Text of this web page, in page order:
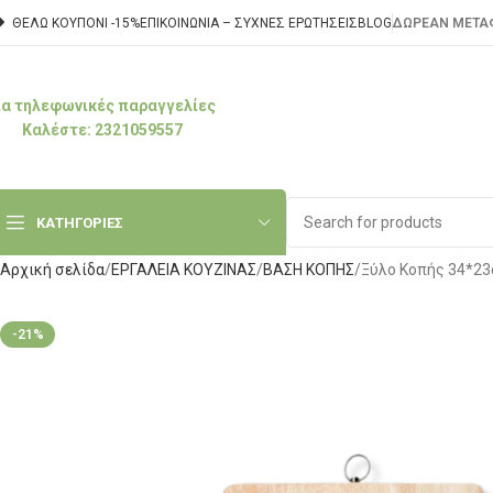
ΘΕΛΩ ΚΟΥΠΟΝΙ -15%ΕΠΙΚΟΙΝΩΝΊΑ – ΣΥΧΝΈΣ ΕΡΩΤΉΣΕΙΣBLOGΔΩΡΕΑΝ
τηλεφωνικές παραγγελίες
Καλέστε: 2321059557
ΚΑΤΗΓΟΡΙΕΣ
Αρχική σελίδα ΕΡΓΑΛΕΙΑ ΚΟΥΖΙΝΑΣ ΒΑΣΗ ΚΟΠΗΣ Ξύλο Κοπής
-21%